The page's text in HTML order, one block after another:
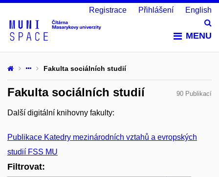
MENU
Registrace Přihlášení English
Fakulta sociálních studií
90 Publikací
Fakulta sociálních studií
Další digitální knihovny fakulty:
Publikace Katedry mezinárodních vztahů a evropských
studií FSS MU
Filtrovat: